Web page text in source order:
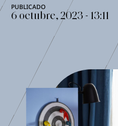
6 octubre, 2023 - 13:11